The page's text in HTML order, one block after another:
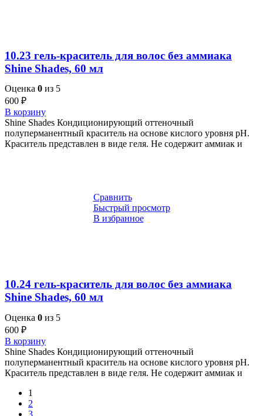
10.23 гель-краситель для волос без аммиака
Shine Shades, 60 мл
Оценка 0 из 5
600 ₽
В корзину
Shine Shades Кондиционирующий оттеночный
полуперманентный краситель на основе кислого уровня pH.
Краситель представлен в виде геля. Не содержит аммиак и
Сравнить
Быстрый просмотр
В избранное
10.24 гель-краситель для волос без аммиака
Shine Shades, 60 мл
Оценка 0 из 5
600 ₽
В корзину
Shine Shades Кондиционирующий оттеночный
полуперманентный краситель на основе кислого уровня pH.
Краситель представлен в виде геля. Не содержит аммиак и
1
2
3